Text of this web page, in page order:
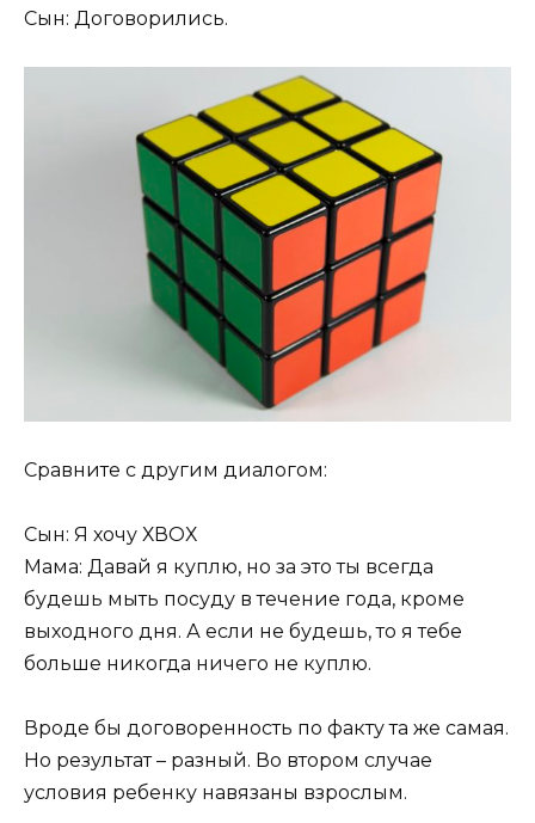
Сын: Договорились.
Сравните с другим диалогом:
Сын: Я хочу ХВОХ
Мама: Давай я куплю, но за это ты всегда
будешь мыть посуду в течение года, кроме
выходного дня. А если не будешь, то я тебе
больше никогда ничего не куплю.
Вроде бы договоренность по факту та же самая.
Но результат – разный. Во втором случае
условия ребенку навязаны взрослым.